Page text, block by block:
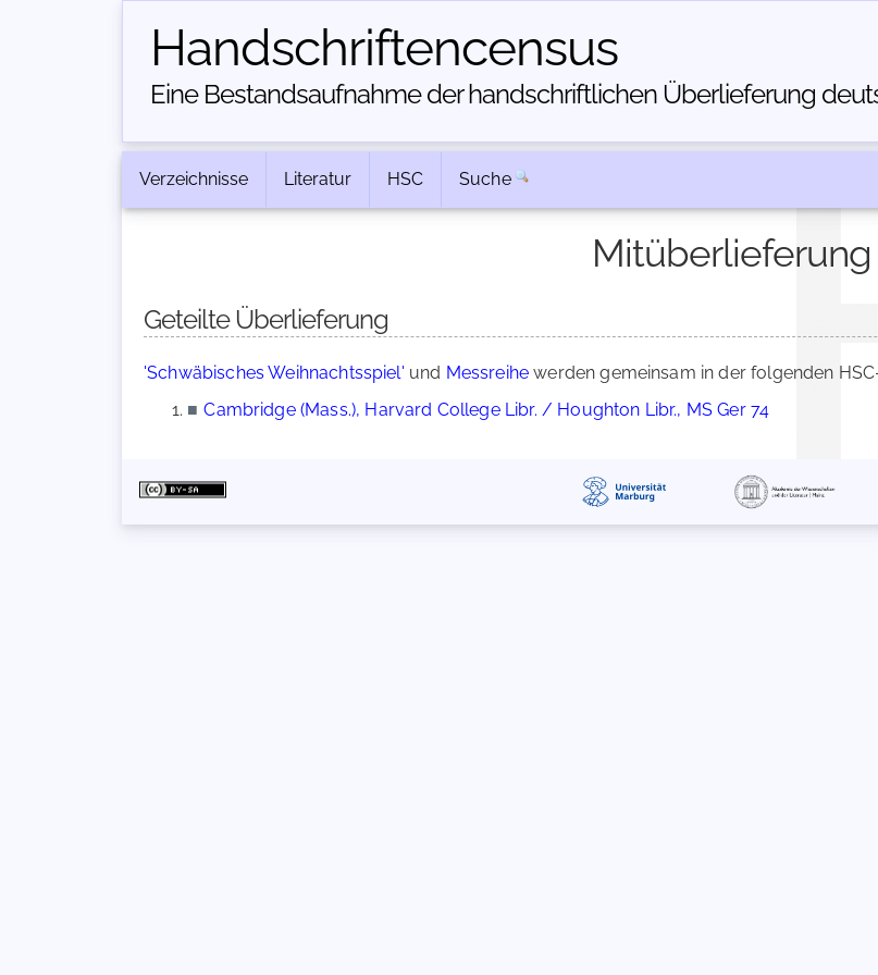
Handschriften­census
Eine Bestandsaufnahme der handschriftlichen Über­lieferung
Verzeichnisse Literatur HSC Suche
Mitüberlieferung
Geteilte Überlieferung
'Schwäbisches Weihnachtsspiel' und Messreihe werden gemeinsam in der folgenden
■ Cambridge (Mass.), Harvard College Libr. / Houghton Libr., MS Ger 74